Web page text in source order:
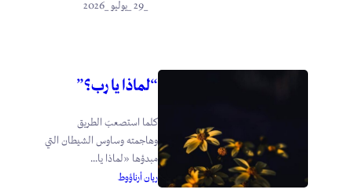
“لماذا يا رب؟”
كلما استصعبَ الطريق
وهاجمته وساوس الشيطان التي
مبدؤها «لماذا يا...
ريان أرناؤوط